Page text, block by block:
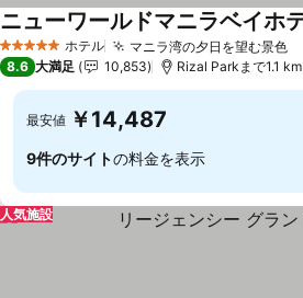
5 ホテルのランク
ホテル マニラ湾の夕日を望む景色
8.6 大満足 10,853 Rizal Parkまで1.1 km
最安値 ￥14,487
9件のサイトの料金を表示
人気施設